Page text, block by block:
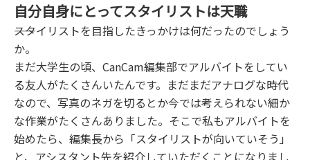
自分自身にとってスタイリストは天職
――スタイリストを目指したきっかけは何だったのでしょう
か。
まだ大学生の頃、CanCam編集部でアルバイトをしてい
る友人がたくさんいたんです。まだまだアナログな時代
なので、写真のネガを切るとか今では考えられない細か
な作業がたくさんありました。そこで私もアルバイトを
始めたら、編集長から「スタイリストが向いていそう」
と、アシスタント先を紹介していただくことになりまし